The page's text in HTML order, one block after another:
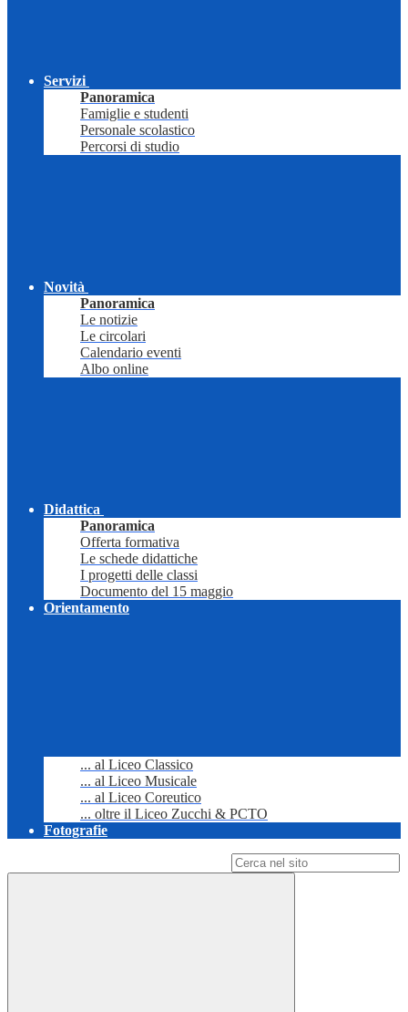
Servizi
Panoramica
Famiglie e studenti
Personale scolastico
Percorsi di studio
Novità
Panoramica
Le notizie
Le circolari
Calendario eventi
Albo online
Didattica
Panoramica
Offerta formativa
Le schede didattiche
I progetti delle classi
Documento del 15 maggio
Orientamento
... al Liceo Classico
... al Liceo Musicale
... al Liceo Coreutico
... oltre il Liceo Zucchi & PCTO
Fotografie